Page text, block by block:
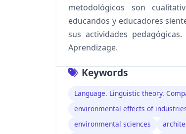
metodológicos son
educandos y educadores
sus actividades
Aprendizage.
Keywords
Language. Linguistic theory.
environmental effects of
environmental sciences